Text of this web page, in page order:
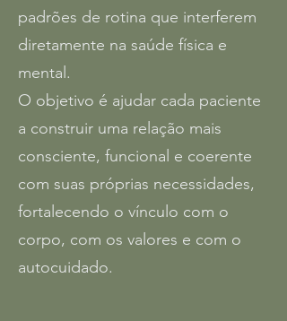
padrões de rotina que interferem
diretamente na saúde física e
mental.
O objetivo é ajudar cada paciente
a construir uma relação mais
consciente, funcional e coerente
com suas próprias necessidades,
fortalecendo o vínculo com o
corpo, com os valores e com o
autocuidado.